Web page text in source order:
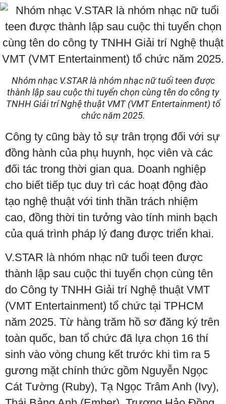
Nhóm nhạc V.STAR là nhóm nhạc nữ tuổi teen được
thành lập sau cuộc thi tuyển chọn cùng tên do công ty
TNHH Giải trí Nghệ thuật VMT (VMT Entertainment) tổ
chức năm 2025.
Công ty cũng bày tỏ sự trân trọng đối với sự
đồng hành của phụ huynh, học viên và các
đối tác trong thời gian qua. Doanh nghiệp
cho biết tiếp tục duy trì các hoạt động đào
tạo nghệ thuật với tinh thần trách nhiệm
cao, đồng thời tin tưởng vào tính minh bạch
của quá trình pháp lý đang được triển khai.
V.STAR là nhóm nhạc nữ tuổi teen được
thành lập sau cuộc thi tuyển chọn cùng tên
do Công ty TNHH Giải trí Nghệ thuật VMT
(VMT Entertainment) tổ chức tại TPHCM
năm 2025. Từ hàng trăm hồ sơ đăng ký trên
toàn quốc, ban tổ chức đã lựa chọn 16 thí
sinh vào vòng chung kết trước khi tìm ra 5
gương mặt chính thức gồm Nguyễn Ngọc
Cát Tường (Ruby), Tạ Ngọc Trâm Anh (Ivy),